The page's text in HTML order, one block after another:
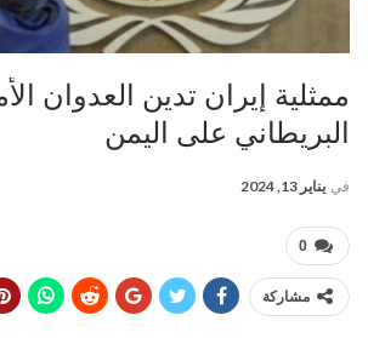
ممثلية إيران تدين العدوان
البريطاني على اليمن
في يناير 13, 2024
0
مشاركة